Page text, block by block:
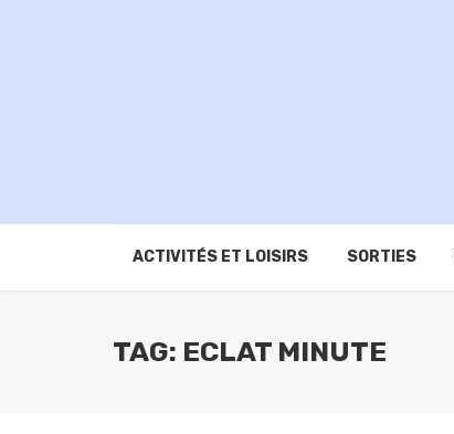
ACTIVITÉS ET LOISIRS SORTIES
TAG: ECLAT MINUTE